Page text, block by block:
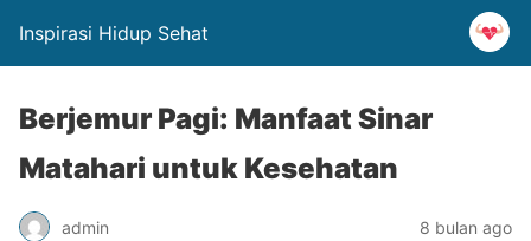
Inspirasi Hidup Sehat
Berjemur Pagi: Manfaat Sinar
Matahari untuk Kesehatan
admin 8 bulan ago